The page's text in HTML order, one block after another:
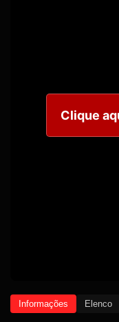
Clique
Informações Elenco